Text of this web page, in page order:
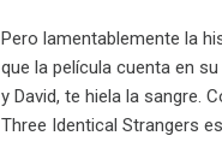
Pero lamentablemente la
que la película cuenta en
y David, te hiela la sangre.
Three Identical Strangers